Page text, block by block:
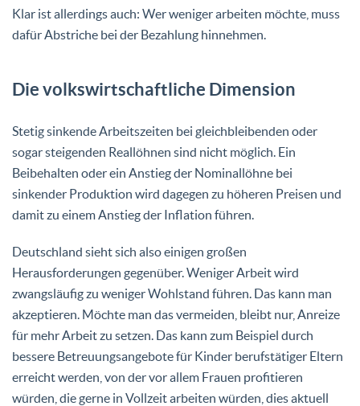
Klar ist allerdings auch: Wer weniger arbeiten möchte, muss
dafür Abstriche bei der Bezahlung hinnehmen.
Die volkswirtschaftliche Dimension
Stetig sinkende Arbeitszeiten bei gleichbleibenden oder
sogar steigenden Reallöhnen sind nicht möglich. Ein
Beibehalten oder ein Anstieg der Nominallöhne bei
sinkender Produktion wird dagegen zu höheren Preisen und
damit zu einem Anstieg der Inflation führen.
Deutschland sieht sich also einigen großen
Herausforderungen gegenüber. Weniger Arbeit wird
zwangsläufig zu weniger Wohlstand führen. Das kann man
akzeptieren. Möchte man das vermeiden, bleibt nur, Anreize
für mehr Arbeit zu setzen. Das kann zum Beispiel durch
bessere Betreuungsangebote für Kinder berufstätiger Eltern
erreicht werden, von der vor allem Frauen profitieren
würden, die gerne in Vollzeit arbeiten würden, dies aktuell